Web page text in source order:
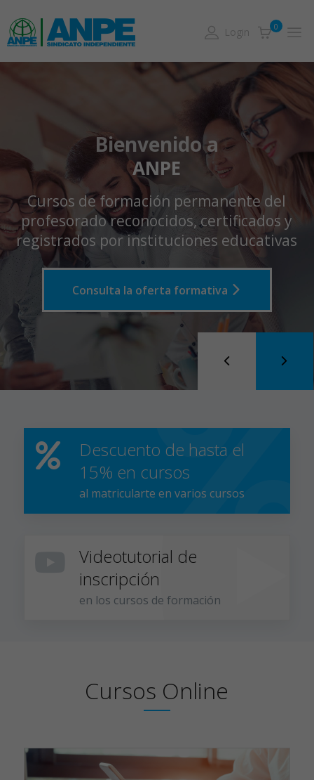
0
Login
Bienvenido a
ANPE
Cursos de formación permanente del
profesorado reconocidos, certificados y
registrados por instituciones educativas
Consulta la oferta formativa
Descuento de hasta el
15% en cursos
al matricularte en varios cursos
Videotutorial de
inscripción
en los cursos de formación
Cursos Online